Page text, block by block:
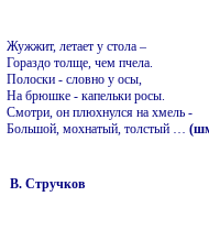
Жужжит, летает у стола –
Гораздо толще, чем пчела.
Полоски - словно у осы,
На брюшке - капельки росы.
Смотри, он плюхнулся на хмель -
Большой, мохнатый, толстый …
В. Стручков